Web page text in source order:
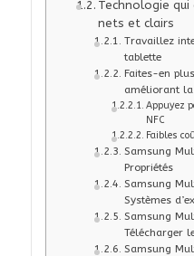
Technologie
nets et clairs
Travaillez
tablette
Faites-en
améliorant
Appuyez
NFC
Faibles
Samsung
Propriétés
Samsung
Systèmes
Samsung
Télécharger
Samsung